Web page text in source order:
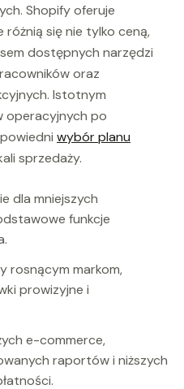
Shopify oferuje
się nie tylko ceną,
dostępnych narzędzi
oraz
Istotnym
operacyjnych po
wybór planu
sprzedaży.
dla mniejszych
funkcje
rosnącym markom,
prowizyjne i
e-commerce,
raportów i niższych